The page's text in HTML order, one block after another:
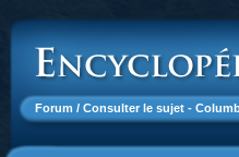
Forum / Consulter le sujet -